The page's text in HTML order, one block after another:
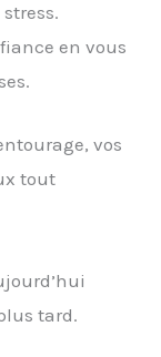
en vous
vos
tout
tard.